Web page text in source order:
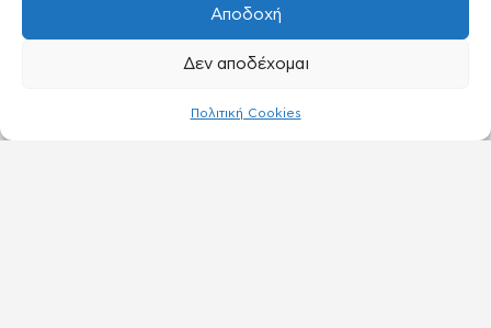
Αποδοχή
Δεν αποδέχομαι
Πολιτική Cookies